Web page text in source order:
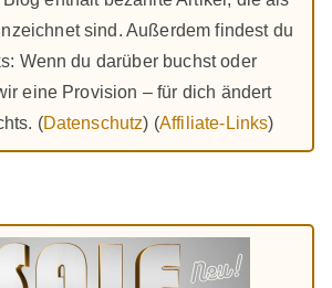
sind. Außerdem findest du
Wenn du darüber buchst oder
eine Provision – für dich ändert
(Datenschutz) (Affiliate-Links)